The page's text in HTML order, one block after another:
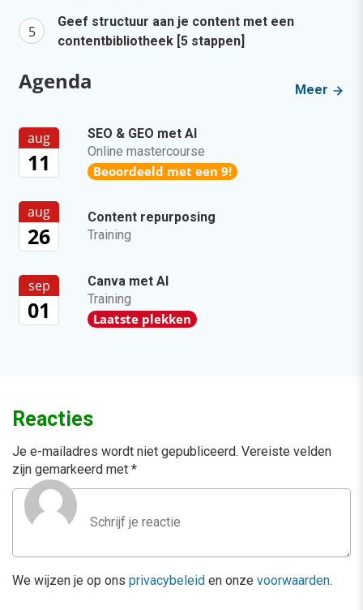
Geef structuur aan je content met een
contentbibliotheek [5 stappen]
Agenda Meer
aug
11
SEO & GEO met AI
Online mastercourse
Beoordeeld met een 9!
aug
26
Content repurposing
Training
sep
01
Canva met AI
Training
Laatste plekken
Reacties
Je e-mailadres wordt niet gepubliceerd. Vereiste velden
zijn gemarkeerd met *
We wijzen je op ons privacybeleid en onze voorwaarden.